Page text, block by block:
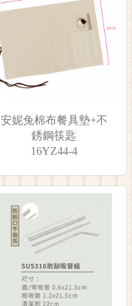
安妮兔棉布餐具墊+不
銹鋼筷匙
16YZ44-4